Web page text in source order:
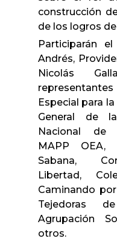
construcción
de los logros
Participarán
Andrés,
Nicolás
Especial para
General de
Nacional de
MAPP OEA,
Sabana,
Libertad,
Caminando
Tejedoras
Agrupación
otros.